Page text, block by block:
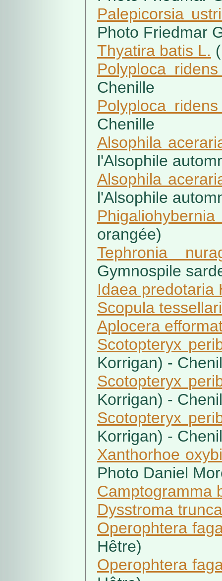
Palepicorsia
Photo Friedmar
Thyatira batis L.
Polyploca
Chenille
Polyploca
Chenille
Alsophila
l'Alsophile
Alsophila
l'Alsophile
orangée)
Tephronia
Gymnospile
Idaea predotaria
Scopula
Aplocera
Scotopteryx
Korrigan) -
Scotopteryx
Korrigan) -
Scotopteryx
Korrigan) -
Xanthorhoe
Photo Daniel
Camptogramma
Dysstroma
Operophtera
Hêtre)
Operophtera